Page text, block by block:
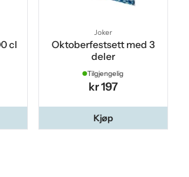
cl
Joker
Oktoberfestsett med 3
deler
Tilgjengelig
kr 197
Kjøp